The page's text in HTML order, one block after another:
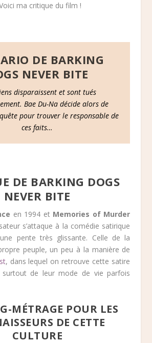
ma critique du film !
DE BARKING
NEVER BITE
disparaissent et sont tués
Bae Du-Na décide alors de
pour trouver le responsable de
ces faits…
DE BARKING DOGS
NEVER BITE
en 1994 et Memories of Murder
s’attaque à la comédie satirique
pente très glissante. Celle de la
peuple, un peu à la manière de
, dans lequel on retrouve cette satire
surtout de leur mode de vie parfois
MÉTRAGE POUR LES
DE CETTE
CULTURE